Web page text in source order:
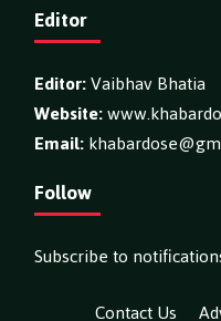
Editor
Editor:Vaibhav Bhatia
Website:
Email:
Follow
Subscribe to
Contact Us